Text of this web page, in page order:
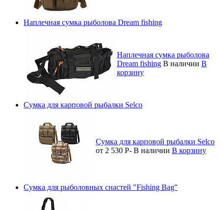
Наплечная сумка рыболова Dream fishing
Наплечная сумка рыболова
Dream fishing В наличии В
корзину
Сумка для карповой рыбалки Selco
Сумка для карповой рыбалки Selco
от 2 530 Р- В наличии В корзину
Сумка для рыболовных снастей "Fishing Bag"